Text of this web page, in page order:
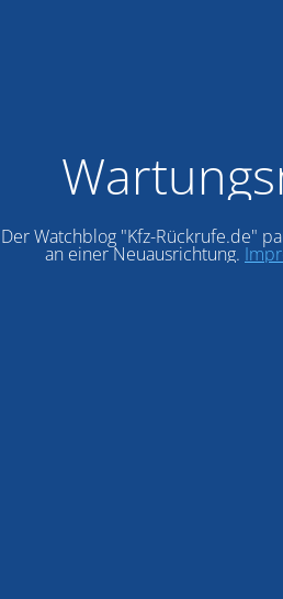
Der Watchblog "Kfz-Rückrufe.de"
an einer Neuausrichtung.